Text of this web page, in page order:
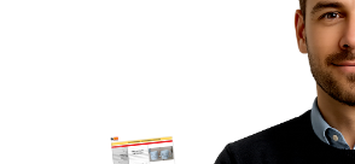
специалисты курируют весь
Подробнее